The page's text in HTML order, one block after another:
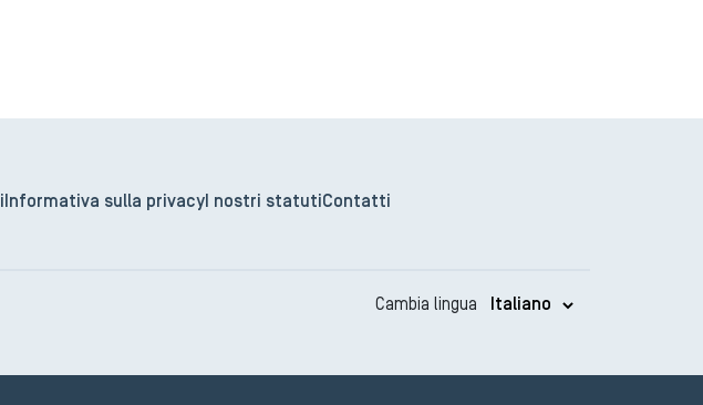
Informativa sulla privacy I nostri statuti Contatti
Cambia lingua